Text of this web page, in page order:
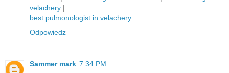
velachery |
best pulmonologist in velachery
Odpowiedz
Sammer mark 7:34 PM